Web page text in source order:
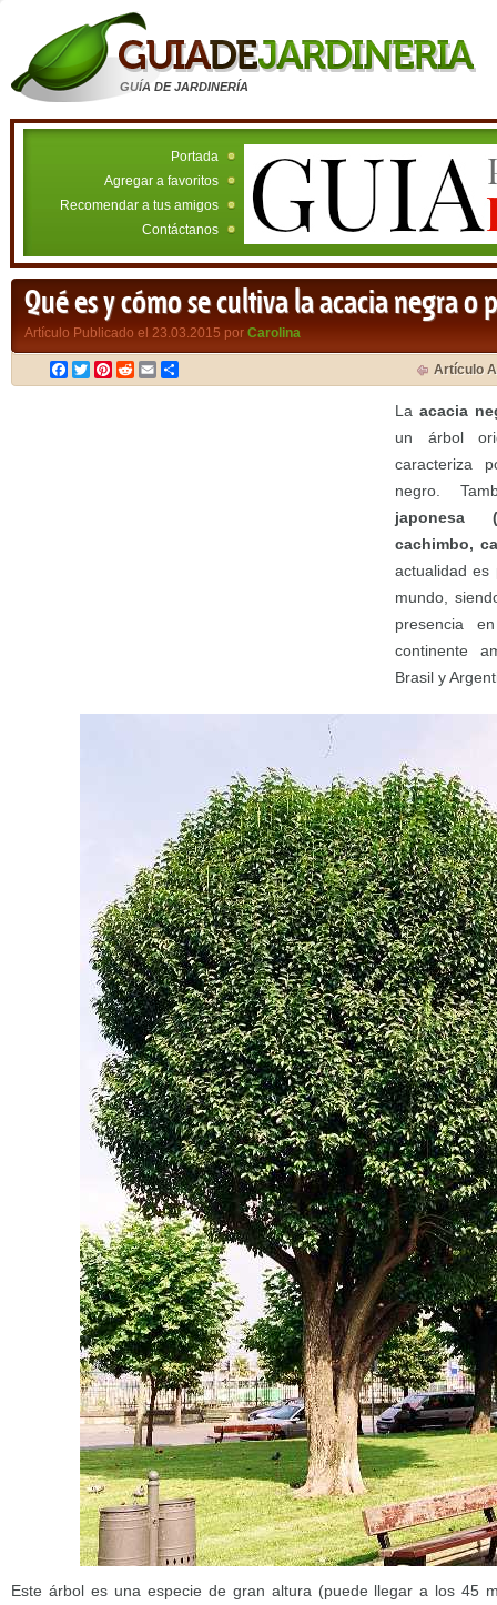
GUÍA DE JARDINERÍA
Portada
Agregar a favoritos
Recomendar a tus amigos
Contáctanos
Qué es y cómo se cultiva la acacia negra o
Artículo Publicado el 23.03.2015 por Carolina
Facebook
TwitterPinterest
RedditEmail Artículo
La acacia
un árbol
caracteriza
negro.
japonesa
cachimbo,
actualidad es
mundo,
presencia
continente
Brasil y
Este árbol es una especie de gran altura (puede llegar a los 45